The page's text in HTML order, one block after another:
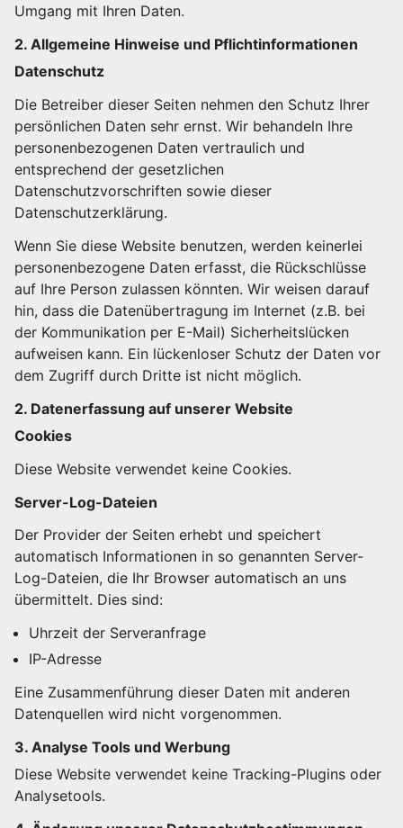
Umgang mit Ihren Daten.
2. Allgemeine Hinweise und Pflichtinformationen
Datenschutz
Die Betreiber dieser Seiten nehmen den Schutz Ihrer
persönlichen Daten sehr ernst. Wir behandeln Ihre
personenbezogenen Daten vertraulich und
entsprechend der gesetzlichen
Datenschutzvorschriften sowie dieser
Datenschutzerklärung.
Wenn Sie diese Website benutzen, werden keinerlei
personenbezogene Daten erfasst, die Rückschlüsse
auf Ihre Person zulassen könnten. Wir weisen darauf
hin, dass die Datenübertragung im Internet (z.B. bei
der Kommunikation per E-Mail) Sicherheitslücken
aufweisen kann. Ein lückenloser Schutz der Daten vor
dem Zugriff durch Dritte ist nicht möglich.
2. Datenerfassung auf unserer Website
Cookies
Diese Website verwendet keine Cookies.
Server-Log-Dateien
Der Provider der Seiten erhebt und speichert
automatisch Informationen in so genannten Server-
Log-Dateien, die Ihr Browser automatisch an uns
übermittelt. Dies sind:
Uhrzeit der Serveranfrage
IP-Adresse
Eine Zusammenführung dieser Daten mit anderen
Datenquellen wird nicht vorgenommen.
3. Analyse Tools und Werbung
Diese Website verwendet keine Tracking-Plugins oder
Analysetools.